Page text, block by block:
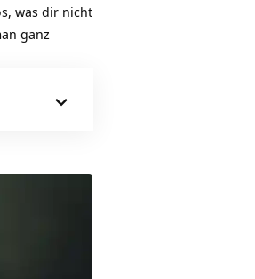
was dir nicht
ganz